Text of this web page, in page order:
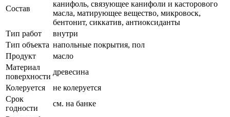
Состав
канифоль, связующее канифоли и касторового
масла, матирующее вещество, микровоск,
бентонит, сиккатив, антиоксиданты
Тип работ
внутри
Тип объекта напольные покрытия, пол
Продукт
масло
Материал
поверхности
древесина
Колеруется
не колеруется
Срок
годности
см. на банке